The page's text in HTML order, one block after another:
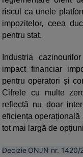
riscul ca unele
impozitelor, ceea
pentru stat.
Industria
impact financiar
pentru operatori și
Cifrele cu multe
reflectă nu doar
eficiența operațională
tot mai largă de
Decizie ONJN nr. 1420/